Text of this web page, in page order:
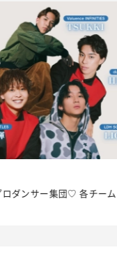
夏だからこそ“水分”